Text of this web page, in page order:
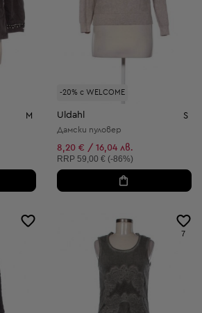
M
-20% с WELCOME
Uldahl S
Дамски пуловер
8,20 € / 16,04 лв.
Препоръчителна цена:
RRP 59,00 € (-86%)
7